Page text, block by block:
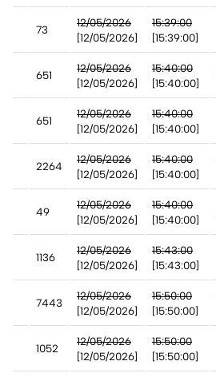
73
12/05/2026
[12/05/2026]
15:39:00
[15:39:00]
651
12/05/2026
[12/05/2026]
15:40:00
[15:40:00]
651
12/05/2026
[12/05/2026]
15:40:00
[15:40:00]
2264
12/05/2026
[12/05/2026]
15:40:00
[15:40:00]
49
12/05/2026
[12/05/2026]
15:40:00
[15:40:00]
1136
12/05/2026
[12/05/2026]
15:43:00
[15:43:00]
7443
12/05/2026
[12/05/2026]
15:50:00
[15:50:00]
1052
12/05/2026
[12/05/2026]
15:50:00
[15:50:00]